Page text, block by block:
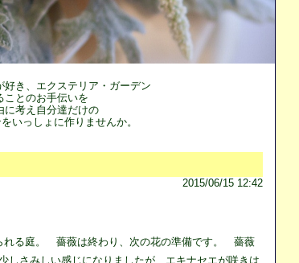
き、エクステリア・ガーデン
ことのお手伝いを
に考え自分達だけの
いっしょに作りませんか。
2015/06/15 12:42
れる庭。 薔薇は終わり、次の花の準備です。 薔薇
しさみしい感じになりましたが、エキナセエが咲きは